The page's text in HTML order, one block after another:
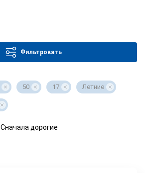
Фильтровать
50 17 Летние
Сначала дорогие